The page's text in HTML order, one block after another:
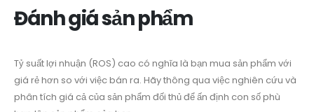
Đánh giá sản phẩm
Tỷ suất lợi nhuận (ROS) cao có nghĩa là bạn mua sản phẩm với
giá rẻ hơn so với việc bán ra. Hãy thông qua việc nghiên cứu và
phân tích giá cả của sản phẩm đối thủ để ấn định con số phù